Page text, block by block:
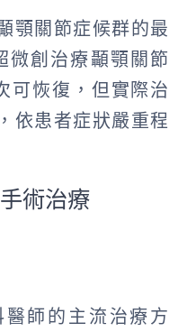
顎關節症候群的最
微創治療顳顎關節
可恢復，但實際治
依患者症狀嚴重程
術治療
師的主流治療方